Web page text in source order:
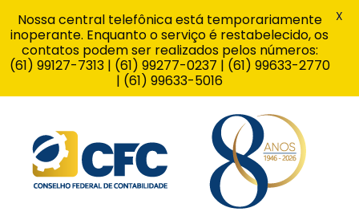
Nossa central telefônica está temporariamente
inoperante. Enquanto o serviço é restabelecido, os
contatos podem ser realizados pelos números:
(61) 99127-7313 | (61) 99277-0237 | (61) 99633-2770
| (61) 99633-5016
X